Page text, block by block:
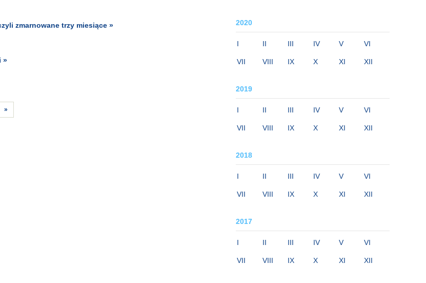
2020
I II III IV V VI
VII VIII IX X XI XII
2019
I II III IV V VI
VII VIII IX X XI XII
2018
I II III IV V VI
VII VIII IX X XI XII
2017
I II III IV V VI
VII VIII IX X XI XII
zmarnowane trzy miesiące »
»
»